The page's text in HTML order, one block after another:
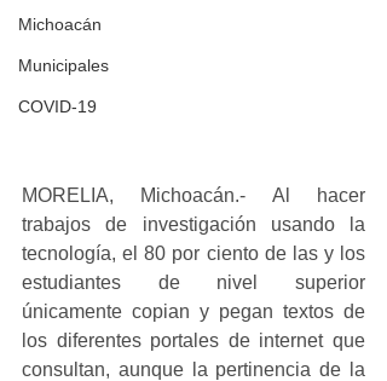
Michoacán
Municipales
COVID-19
MORELIA, Michoacán.- Al hacer
trabajos de investigación usando la
tecnología, el 80 por ciento de las y los
estudiantes de nivel superior
únicamente copian y pegan textos de
los diferentes portales de internet que
consultan, aunque la pertinencia de la